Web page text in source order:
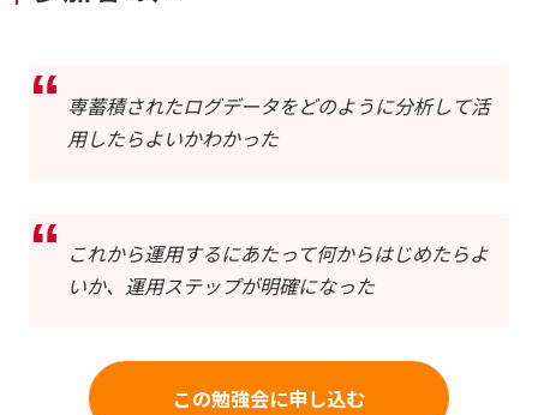
専蓄積されたログデータをどのように分析して活
用したらよいかわかった
これから運用するにあたって何からはじめたらよ
いか、運用ステップが明確になった
この勉強会に申し込む